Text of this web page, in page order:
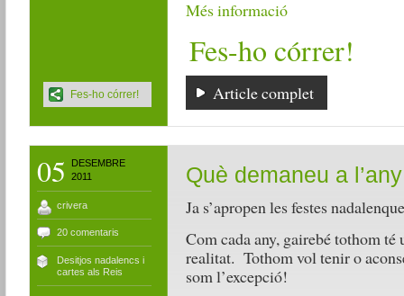
Més informació
Fes-ho córrer!
Article complet
Fes-ho córrer!
05
DESEMBRE
2011
crivera
20 comentaris
Desitjos nadalencs i
cartes als Reis
Què demaneu a
Ja s’apropen les festes
Com cada any, gairebé tothom
realitat. Tothom vol tenir o
som l’excepció!